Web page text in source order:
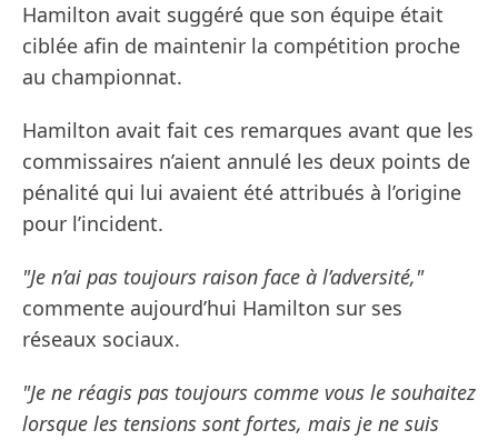
Hamilton avait suggéré que son équipe était
ciblée afin de maintenir la compétition proche
au championnat.
Hamilton avait fait ces remarques avant que les
commissaires n’aient annulé les deux points de
pénalité qui lui avaient été attribués à l’origine
pour l’incident.
"Je n’ai pas toujours raison face à l’adversité,"
commente aujourd’hui Hamilton sur ses
réseaux sociaux.
"Je ne réagis pas toujours comme vous le souhaitez
lorsque les tensions sont fortes, mais je ne suis